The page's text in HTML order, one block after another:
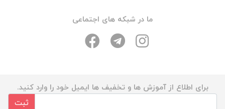
ما در شبکه های اجتماعی
برای اطلاع از آموزش ها و تخفیف ها ایمیل خود را وارد کنید.
ثبت